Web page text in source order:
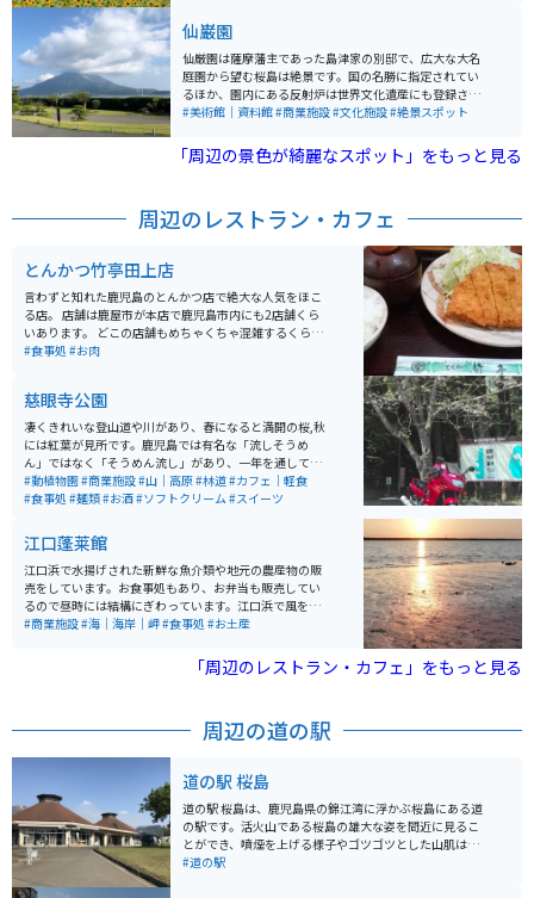
に広がります。鹿児島のシンボルである桜島を見渡せる
見晴し台もあります。
仙巌園
仙厳園は薩摩藩主であった島津家の別邸で、広大な大名
庭園から望む桜島は絶景です。国の名勝に指定されてい
るほか、園内にある反射炉は世界文化遺産にも登録され
ています。古来、薩摩藩の活躍を彷彿とさせる名所で
#美術館｜資料館#商業施設#文化施設#絶景スポット
「周辺の景色が綺麗なスポット」をもっと見る
周辺のレストラン・カフェ
とんかつ竹亭田上店
言わずと知れた鹿児島のとんかつ店で絶大な人気をほこ
る店。 店舗は鹿屋市が本店で鹿児島市内にも2店舗くら
いあります。 どこの店舗もめちゃくちゃ混雑するくらい
の人気店です。 お値段もリーズナブルでとにかくおいし
#食事処 #お肉
慈眼寺公園
凄くきれいな登山道や川があり、春になると満開の桜,秋
には紅葉が見所です。鹿児島では有名な「流しそうめ
ん」ではなく「そうめん流し」があり、一年を通してそ
うめんが楽しめます。そうめんと一緒に、ニジマスなど
の清流にしか生息しない魚も楽しめます。
#動植物園#商業施設#山｜高原#林道#カフェ｜軽食
#食事処 #麺類#お酒#ソフトクリーム#スイーツ
江口蓬莱館
江口浜で水揚げされた新鮮な魚介類や地元の農産物の販
売をしています。お食事処もあり、お弁当も販売してい
るので昼時には結構にぎわっています。江口浜で風を感
じながら休憩するのにぴったりなので、ライダーも多く
#商業施設#海｜海岸｜岬#食事処 #お土産
「周辺のレストラン・カフェ」をもっと見る
周辺の道の駅
道の駅 桜島
道の駅 桜島は、鹿児島県の錦江湾に浮かぶ桜島にある道
の駅です。活火山である桜島の雄大な姿を間近に見るこ
とができ、噴煙を上げる様子やゴツゴツとした山肌は迫
力満点です。 道の駅には、レストランや特産品販売所が
#道の駅